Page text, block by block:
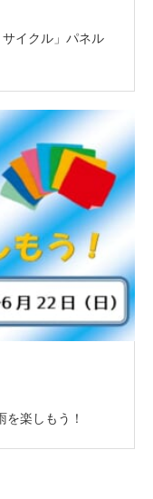
イクル」パネル
楽しもう！